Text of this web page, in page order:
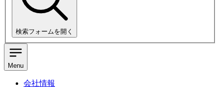
検索フォームを開く
Menu
会社情報